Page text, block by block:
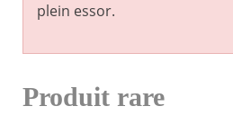
plein essor.
Produit rare